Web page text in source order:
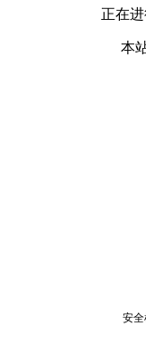
正在
本
安